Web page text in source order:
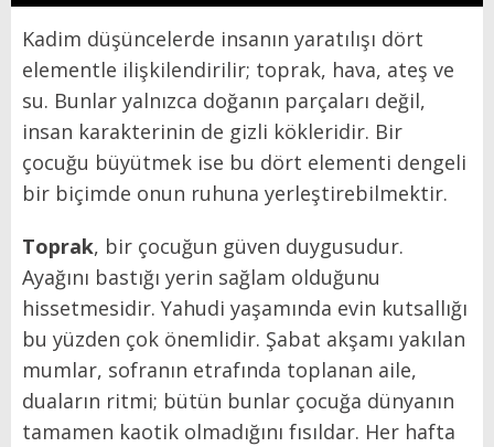
Kadim düşüncelerde insanın yaratılışı dört
elementle ilişkilendirilir; toprak, hava, ateş ve
su. Bunlar yalnızca doğanın parçaları değil,
insan karakterinin de gizli kökleridir. Bir
çocuğu büyütmek ise bu dört elementi dengeli
bir biçimde onun ruhuna yerleştirebilmektir.
Toprak, bir çocuğun güven duygusudur.
Ayağını bastığı yerin sağlam olduğunu
hissetmesidir. Yahudi yaşamında evin kutsallığı
bu yüzden çok önemlidir. Şabat akşamı yakılan
mumlar, sofranın etrafında toplanan aile,
duaların ritmi; bütün bunlar çocuğa dünyanın
tamamen kaotik olmadığını fısıldar. Her hafta